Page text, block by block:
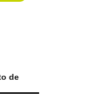
de